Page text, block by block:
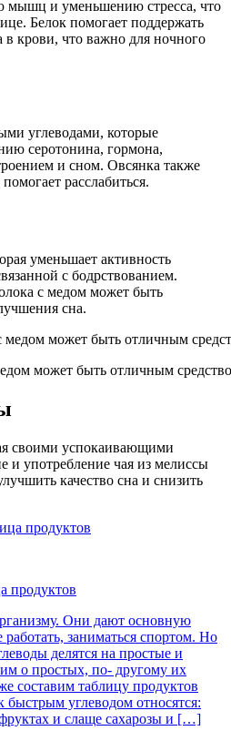
мышц и уменьшению стресса, что
Белок помогает поддержать
в крови, что важно для ночного
углеводами, которые
серотонина, гормона,
и сном. Овсянка также
расслабиться.
уменьшает активность
с бодрствованием.
с медом может быть
сна.
может быть отличным
своими успокаивающими
и употребление чая из мелиссы
качество сна и снизить
продуктов
Они дают основную
заниматься спортом. Но
делятся на простые и
о простых, по- другому их
составим таблицу продуктов
углеводом относятся:
и слаще сахарозы и […]